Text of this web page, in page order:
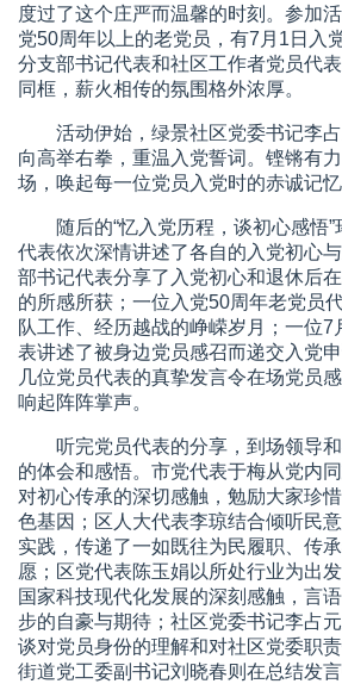
度过了这个庄严而温馨的时刻。参加
党50周年以上的老党员，有7月1日入
分支部书记代表和社区工作者党员代
同框，薪火相传的氛围格外浓厚。
活动伊始，绿景社区党委书记李占
向高举右拳，重温入党誓词。铿锵有
场，唤起每一位党员入党时的赤诚记忆
随后的“忆入党历程，谈初心感悟”
代表依次深情讲述了各自的入党初心
部书记代表分享了入党初心和退休后
的所感所获；一位入党50周年老党员
队工作、经历越战的峥嵘岁月；一位7
表讲述了被身边党员感召而递交入党申
几位党员代表的真挚发言令在场党员
响起阵阵掌声。
听完党员代表的分享，到场领导和
的体会和感悟。市党代表于梅从党内
对初心传承的深切感触，勉励大家珍
色基因；区人大代表李琼结合倾听民
实践，传递了一如既往为民履职、传
愿；区党代表陈玉娟以所处行业为出
国家科技现代化发展的深刻感触，言
步的自豪与期待；社区党委书记李占
谈对党员身份的理解和对社区党委职
街道党工委副书记刘晓春则在总结发